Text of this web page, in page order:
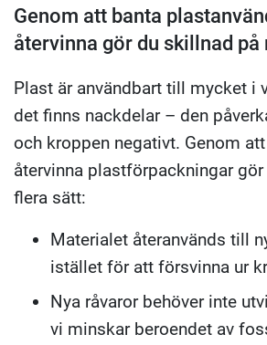
Genom att banta
återvinna gör du skillnad på
Plast är användbart till mycket i
det finns nackdelar – den
och kroppen negativt. Genom
återvinna plastförpackningar
flera sätt:
Materialet återanvänds till
istället för att försvinna ur
Nya råvaror behöver inte
vi minskar beroendet av